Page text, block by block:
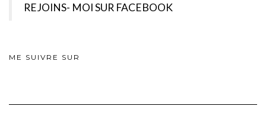
REJOINS- MOI SUR FACEBOOK
ME SUIVRE SUR